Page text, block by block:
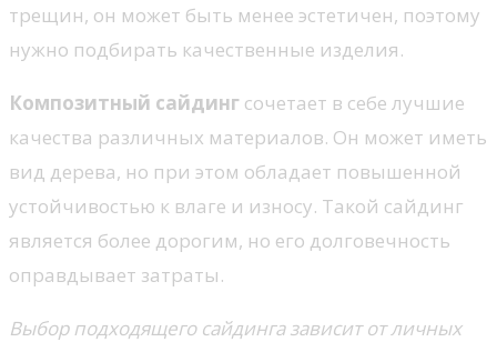
трещин, он может быть менее эстетичен, поэтому
нужно подбирать качественные изделия.
Композитный сайдинг сочетает в себе лучшие
качества различных материалов. Он может иметь
вид дерева, но при этом обладает повышенной
устойчивостью к влаге и износу. Такой сайдинг
является более дорогим, но его долговечность
оправдывает затраты.
Выбор подходящего сайдинга зависит от личных